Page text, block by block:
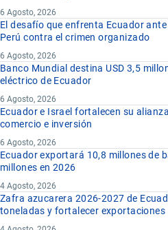
6 Agosto, 2026
El desafío que enfrenta Ecuador
Perú contra el crimen organizado
6 Agosto, 2026
Banco Mundial destina USD 3,5
eléctrico de Ecuador
6 Agosto, 2026
Ecuador e Israel fortalecen su
comercio e inversión
6 Agosto, 2026
Ecuador exportará 10,8 millones de
millones en 2026
4 Agosto, 2026
Zafra azucarera 2026-2027 de
toneladas y fortalecer exportaciones